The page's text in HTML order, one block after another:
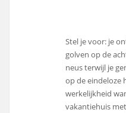
Stel je voor: je
golven op de
neus terwijl je
op de eindeloze
werkelijkheid
vakantiehuis